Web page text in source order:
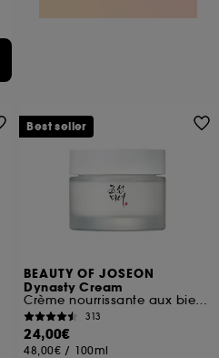
BEAUTY OF JOSEON
Dynasty Cream
Crème nourrissante aux bienfaits anti-âge
313
24,00€
48,00€ / 100ml
Best seller